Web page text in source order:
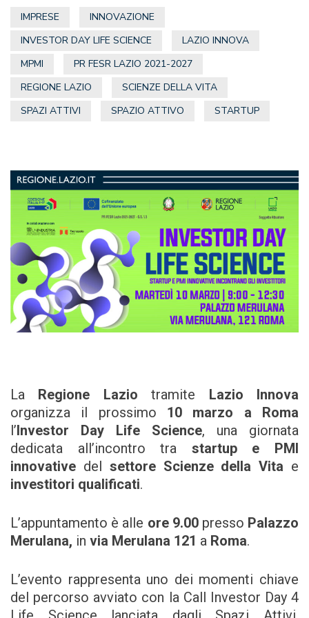
IMPRESE
INNOVAZIONE
INVESTOR DAY LIFE SCIENCE
LAZIO INNOVA
MPMI
PR FESR LAZIO 2021-2027
REGIONE LAZIO
SCIENZE DELLA VITA
SPAZI ATTIVI
SPAZIO ATTIVO STARTUP
La Regione Lazio tramite Lazio Innova
organizza il prossimo 10 marzo a Roma
l’Investor Day Life Science, una giornata
dedicata all’incontro tra startup e PMI
innovative del settore Scienze della Vita e
investitori qualificati.
L’appuntamento è alle ore 9.00 presso Palazzo
Merulana, in via Merulana 121 a Roma.
L’evento rappresenta uno dei momenti chiave
del percorso avviato con la Call Investor Day 4